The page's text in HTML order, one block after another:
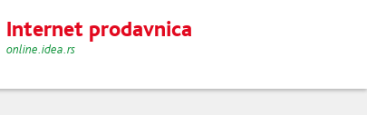
Internet prodavnica
online.idea.rs